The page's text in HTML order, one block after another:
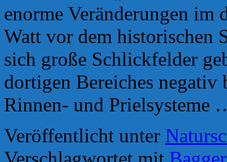
enorme Veränderungen
Watt vor dem historischen
sich große Schlickfelder
dortigen Bereiches
Rinnen- und
Veröffentlicht unter